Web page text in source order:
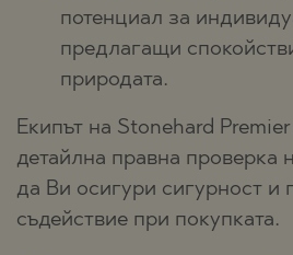
потенциал за
предлагащи
природата.
Екипът на Stonehard
детайлна правна проверка
да Ви осигури сигурност и
съдействие при покупката.